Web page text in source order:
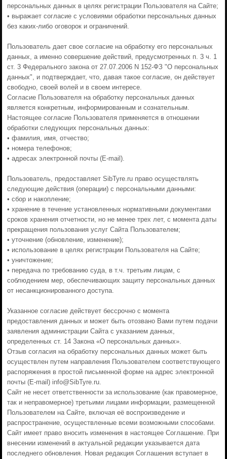
персональных данных в целях регистрации Пользователя на Сайте;
• выражает согласие с условиями обработки персональных данных
без каких-либо оговорок и ограничений.
Пользователь дает свое согласие на обработку его персональных
данных, а именно совершение действий, предусмотренных п. 3 ч. 1
ст. 3 Федерального закона от 27.07.2006 N 152-ФЗ "О персональных
данных", и подтверждает, что, давая такое согласие, он действует
свободно, своей волей и в своем интересе.
Согласие Пользователя на обработку персональных данных
является конкретным, информированным и сознательным.
Настоящее согласие Пользователя применяется в отношении
обработки следующих персональных данных:
• фамилия, имя, отчество;
• номера телефонов;
• адресах электронной почты (E-mail).
Пользователь, предоставляет SibTyre.ru право осуществлять
следующие действия (операции) с персональными данными:
• сбор и накопление;
• хранение в течение установленных нормативными документами
сроков хранения отчетности, но не менее трех лет, с момента даты
прекращения пользования услуг Сайта Пользователем;
• уточнение (обновление, изменение);
• использование в целях регистрации Пользователя на Сайте;
• уничтожение;
• передача по требованию суда, в т.ч. третьим лицам, с
соблюдением мер, обеспечивающих защиту персональных данных
от несанкционированного доступа.
Указанное согласие действует бессрочно с момента
предоставления данных и может быть отозвано Вами путем подачи
заявления администрации Сайта с указанием данных,
определенных ст. 14 Закона «О персональных данных».
Отзыв согласия на обработку персональных данных может быть
осуществлен путем направления Пользователем соответствующего
распоряжения в простой письменной форме на адрес электронной
почты (E-mail) info@SibTyre.ru.
Сайт не несет ответственности за использование (как правомерное,
так и неправомерное) третьими лицами информации, размещенной
Пользователем на Сайте, включая её воспроизведение и
распространение, осуществленные всеми возможными способами.
Сайт имеет право вносить изменения в настоящее Соглашение. При
внесении изменений в актуальной редакции указывается дата
последнего обновления. Новая редакция Соглашения вступает в